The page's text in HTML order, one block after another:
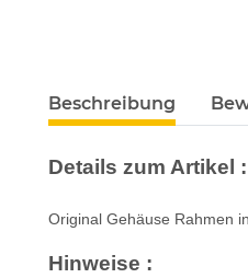
weitere Registerkarten
Beschreibung
Details zum Artikel :
Original Gehäuse Rahmen
Hinweise :